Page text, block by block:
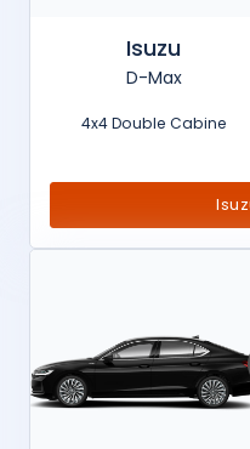
Isuzu
D-Max
4x4 Double Cabine